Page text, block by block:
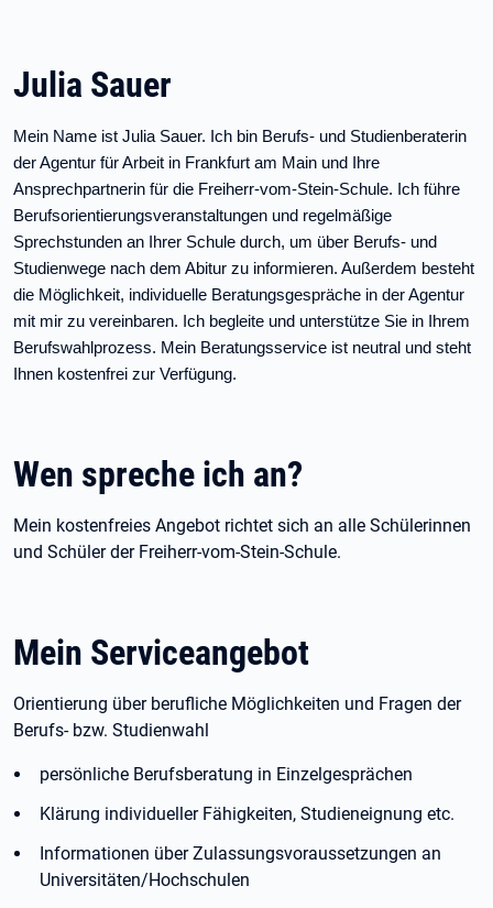
Julia Sauer
Mein Name ist Julia Sauer. Ich bin Berufs- und Studienberaterin
der Agentur für Arbeit in Frankfurt am Main und Ihre
Ansprechpartnerin für die Freiherr-vom-Stein-Schule. Ich führe
Berufsorientierungsveranstaltungen und regelmäßige
Sprechstunden an Ihrer Schule durch, um über Berufs- und
Studienwege nach dem Abitur zu informieren. Außerdem besteht
die Möglichkeit, individuelle Beratungsgespräche in der Agentur
mit mir zu vereinbaren. Ich begleite und unterstütze Sie in Ihrem
Berufswahlprozess. Mein Beratungsservice ist neutral und steht
Ihnen kostenfrei zur Verfügung.
Wen spreche ich an?
Mein kostenfreies Angebot richtet sich an alle Schülerinnen
und Schüler der Freiherr-vom-Stein-Schule.
Mein Serviceangebot
Orientierung über berufliche Möglichkeiten und Fragen der
Berufs- bzw. Studienwahl
persönliche Berufsberatung in Einzelgesprächen
Klärung individueller Fähigkeiten, Studieneignung etc.
Informationen über Zulassungsvoraussetzungen an
Universitäten/Hochschulen